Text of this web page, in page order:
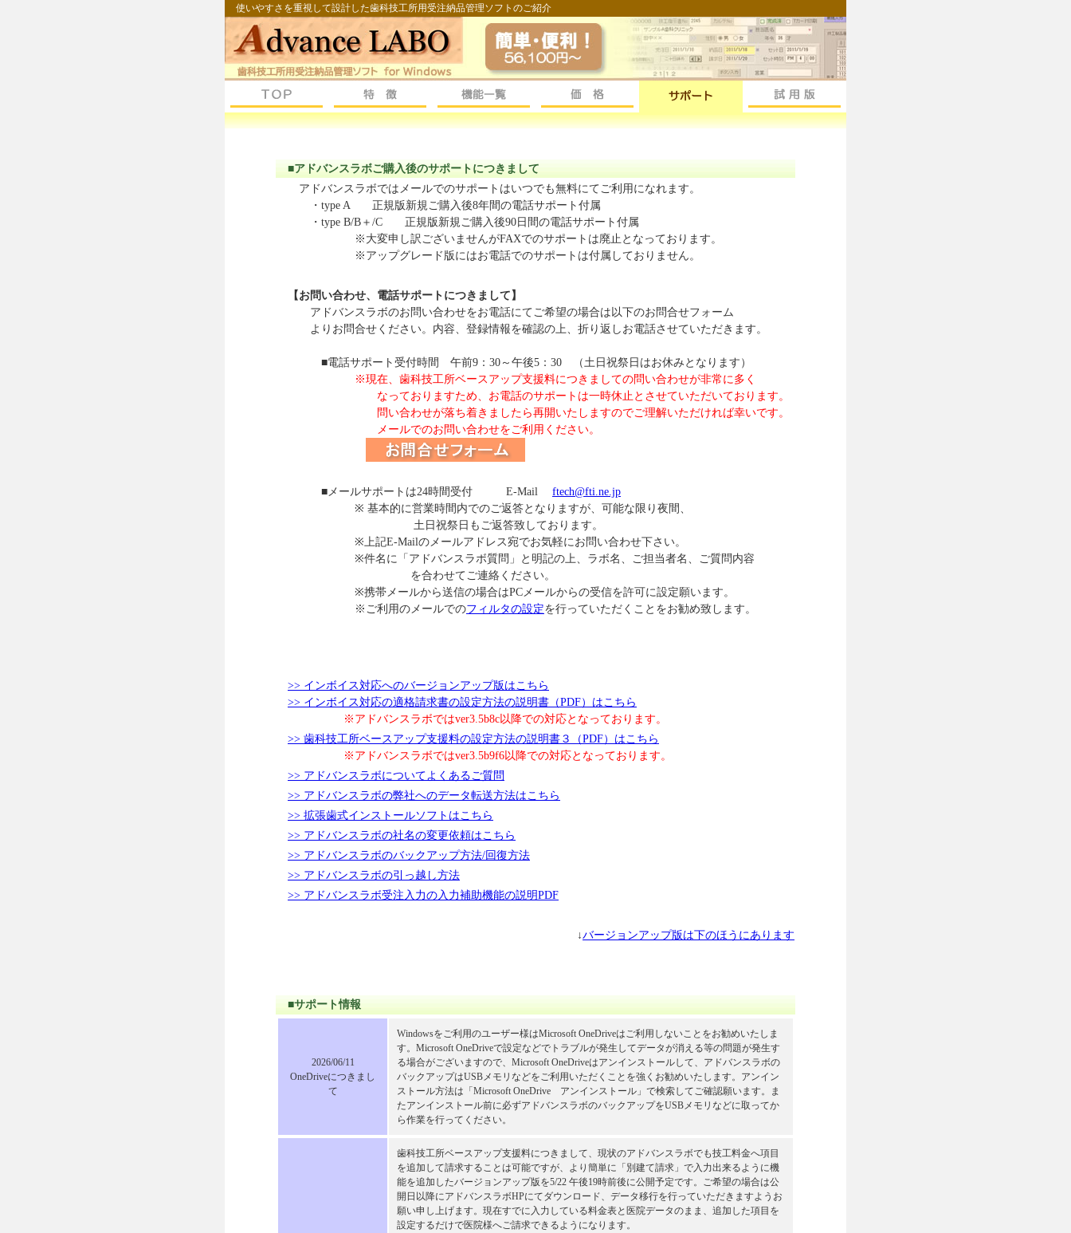
使いやすさを重視して設計した歯科技工所用受注納品管理ソフトのご紹介
■アドバンスラボご購入後のサポートにつきまして
アドバンスラボではメールでのサポートはいつでも無料にてご利用になれます。
・type A 正規版新規ご購入後8年間の電話サポート付属
・type B/B＋/C 正規版新規ご購入後90日間の電話サポート 付属
※大変申し訳ございませんがFAXでのサポートは廃止となっております。
※アップグレード版にはお電話でのサポートは付属しておりません。
【お問い合わせ、電話サポートにつきまして】
アドバンスラボのお問い合わせをお電話にてご希望の場合は以下のお問合せフォーム
よりお問合せください。内容、登録情報を確認の上、折り返しお電話させていただきます。
■電話サポート受付時間 午前9：30～午後5：30 （土日祝祭日はお休みとなります）
※現在、歯科技工所ベースアップ支援料につきましての問い合わせが非常に多く
なっておりますため、お電話のサポートは一時休止とさせていただいております。
問い合わせが落ち着きましたら再開いたしますのでご理解いただければ幸いです。
メールでのお問い合わせをご利用ください。
■メールサポートは24時間受付 E-Mail ftech@fti.ne.jp
※ 基本的に営業時間内でのご返答となりますが、可能な限り夜間、
土日祝祭日もご返答致しております。
※上記E-Mailのメールアドレス宛でお気軽にお問い合わせ下さい。
※件名に「アドバンスラボ質問」と明記の上、ラボ名、ご担当者名、ご質問内容
を合わせてご連絡ください。
※携帯メールから送信の場合はPCメールからの受信を許可に設定願います。
※ご利用のメールでのフィルタの設定を行っていただくことをお勧め致します。
>> インボイス対応へのバージョンアップ版はこちら
>> インボイス対応の適格請求書の設定方法の説明書（PDF）はこちら
※アドバンスラボではver3.5b8c以降での対応となっております。
>> 歯科技工所ベースアップ支援料の設定方法の説明書３（PDF）はこちら
※アドバンスラボではver3.5b9f6以降での対応となっております。
>> アドバンスラボについてよくあるご質問
>> アドバンスラボの弊社へのデータ転送方法はこちら
>> 拡張歯式インストールソフトはこちら
>> アドバンスラボの社名の変更依頼はこちら
>> アドバンスラボのバックアップ方法/回復方法
>> アドバンスラボの引っ越し方法
>> アドバンスラボ受注入力の入力補助機能の説明PDF
↓バージョンアップ版は下のほうにあります
■サポート情報
2026/06/11
OneDriveにつきまし
て
Windowsをご利用のユーザー様はMicrosoft OneDriveはご利用しないことをお勧めいたしま
す。Microsoft OneDriveで設定などでトラブルが発生してデータが消える等の問題が発生す
る場合がございますので、Microsoft OneDriveはアンインストールして、アドバンスラボの
バックアップはUSBメモリなどをご利用いただくことを強くお勧めいたします。アンイン
ストール方法は「Microsoft OneDrive アンインストール」で検索してご確認願います。ま
たアンインストール前に必ずアドバンスラボのバックアップをUSBメモリなどに取ってか
ら作業を行ってください。
歯科技工所ベースアップ支援料につきまして、現状のアドバンスラボでも技工料金へ項目
を追加して請求することは可能ですが、より簡単に「別建て請求」で入力出来るように機
能を追加したバージョンアップ版を5/22 午後19時前後に公開予定です。ご希望の場合は公
開日以降にアドバンスラボHPにてダウンロード、データ移行を行っていただきますようお
願い申し上げます。現在すでに入力している料金表と医院データのまま、追加した項目を
設定するだけで医院様へご請求できるようになります。